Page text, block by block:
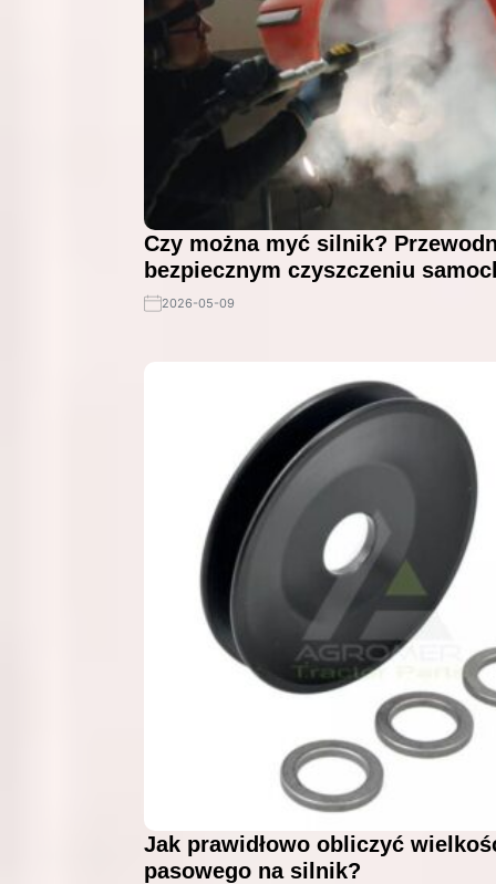
Czy można myć silnik?
bezpiecznym czyszczeniu
2026-05-09
Jak prawidłowo obliczyć
pasowego na silnik?